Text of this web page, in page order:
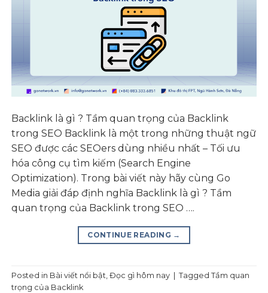
Backlink là gì ? Tầm quan trọng của Backlink
trong SEO Backlink là một trong những thuật ngữ
SEO được các SEOers dùng nhiều nhất – Tối ưu
hóa công cụ tìm kiếm (Search Engine
Optimization). Trong bài viết này hãy cùng Go
Media giải đáp định nghĩa Backlink là gì ? Tầm
quan trọng của Backlink trong SEO ….
CONTINUE READING →
Posted in Bài viết nổi bật,Đọc gì hôm nay TaggedTầm quan
trọng của Backlink